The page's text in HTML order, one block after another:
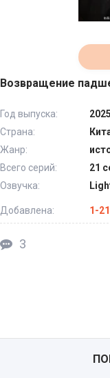
Возвращение
Год выпуска:
2025
Страна:
Жанр:
Всего серий:
21
Озвучка:
Добавлена: 1-
3